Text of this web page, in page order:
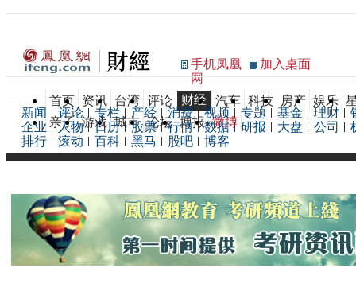
手机凤凰
网
加入桌面
首页 资讯 台湾 评论 财经 汽车 科技 房产 娱乐
亲子 游戏 城市 论坛 博报 微博
新闻 评论 专栏 产经 消费 视频 专题 基金 理财
企业
人物 日历 股票 行情 数据 研报 大盘 公司
排行
滚动 百科 黑马 股吧 博客